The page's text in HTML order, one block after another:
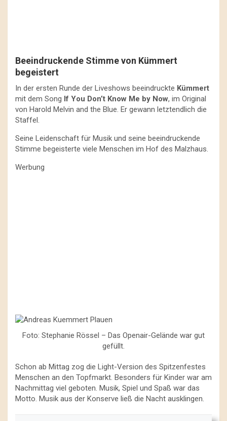
Beeindruckende Stimme von Kümmert
begeistert
In der ersten Runde der Liveshows beeindruckte Kümmert
mit dem Song If You Don’t Know Me by Now, im Original
von Harold Melvin and the Blue. Er gewann letztendlich die
Staffel.
Seine Leidenschaft für Musik und seine beeindruckende
Stimme begeisterte viele Menschen im Hof des Malzhaus.
Werbung
Foto: Stephanie Rössel – Das Openair-Gelände war gut
gefüllt.
Schon ab Mittag zog die Light-Version des Spitzenfestes
Menschen an den Topfmarkt. Besonders für Kinder war am
Nachmittag viel geboten. Musik, Spiel und Spaß war das
Motto. Musik aus der Konserve ließ die Nacht ausklingen.